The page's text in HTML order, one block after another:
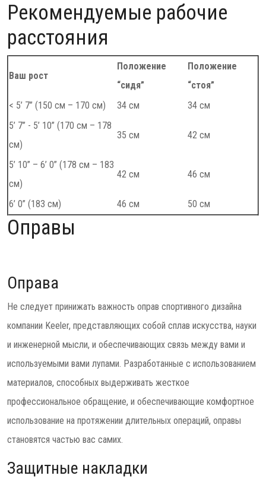
Рекомендуемые рабочие
расстояния
Ваш рост
Положение
“сидя”
Положение
“стоя”
< 5’ 7” (150 см – 170 см)
34 см
34 см
5’ 7” - 5’ 10” (170 см – 178
см)
35 см 42 см
5’ 10” – 6’ 0” (178 см – 183
см)
42 см 46 см
6’ 0” (183 см) 46 см 50 см
Оправы
Оправа
Не следует принижать важность оправ спортивного дизайна
компании Keeler, представляющих собой сплав искусства, науки
и инженерной мысли, и обеспечивающих связь между вами и
используемыми вами лупами. Разработанные с использованием
материалов, способных выдерживать жесткое
профессиональное обращение, и обеспечивающие комфортное
использование на протяжении длительных операций, оправы
становятся частью вас самих.
Защитные накладки